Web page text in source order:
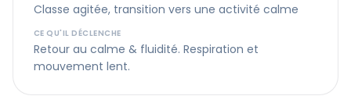
Classe agitée, transition vers une activité calme
CE QU'IL DÉCLENCHE
Retour au calme & fluidité. Respiration et
mouvement lent.